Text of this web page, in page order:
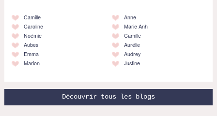
Camille
Caroline
Noémie
Aubes
Emma
Marion
Anne
Marie Anh
Camille
Aurélie
Audrey
Justine
Découvrir tous les blogs